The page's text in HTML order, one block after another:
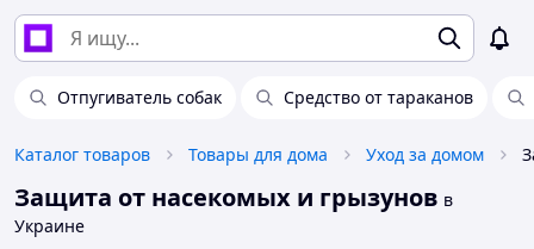
Отпугиватель собак Средство от тараканов
Каталог товаров Товары для дома Уход за домом
Защита от насекомых и грызунов в
Украине